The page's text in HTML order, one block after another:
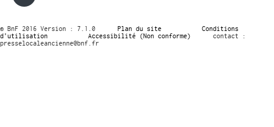
© BnF 2016 Version : 7.1.0 Plan du site
Conditions
d’utilisation
Accessibilité (Non conforme)
contact :
presselocaleancienne@bnf.fr